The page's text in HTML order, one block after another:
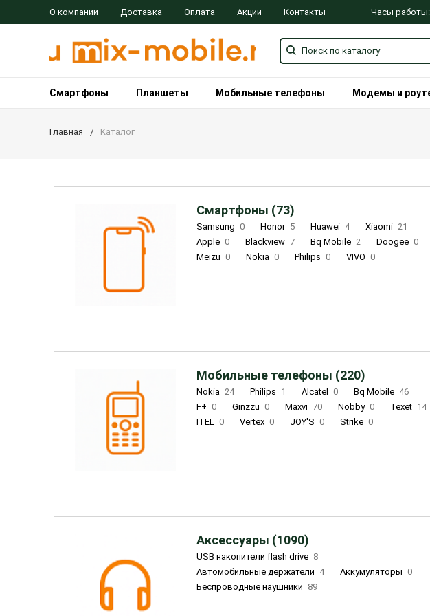
О компании Доставка Оплата Акции Контакты Часы работы:
Смартфоны Планшеты Мобильные телефоны Модемы и
Главная Каталог
Смартфоны (73)
Samsung 0 Honor 5 Huawei 4 Xiaomi 21
Apple 0 Blackview 7 Bq Mobile 2 Doogee 0
Meizu 0 Nokia 0 Philips 0 VIVO 0
Мобильные телефоны (220)
Nokia 24 Philips 1 Alcatel 0 Bq Mobile 46
F+ 0 Ginzzu 0 Maxvi 70 Nobby 0 Texet 14
ITEL 0 Vertex 0 JOY'S 0 Strike 0
Аксессуары (1090)
USB накопители flash drive 8
Автомобильные держатели 4 Аккумуляторы 0
Беспроводные наушники 89